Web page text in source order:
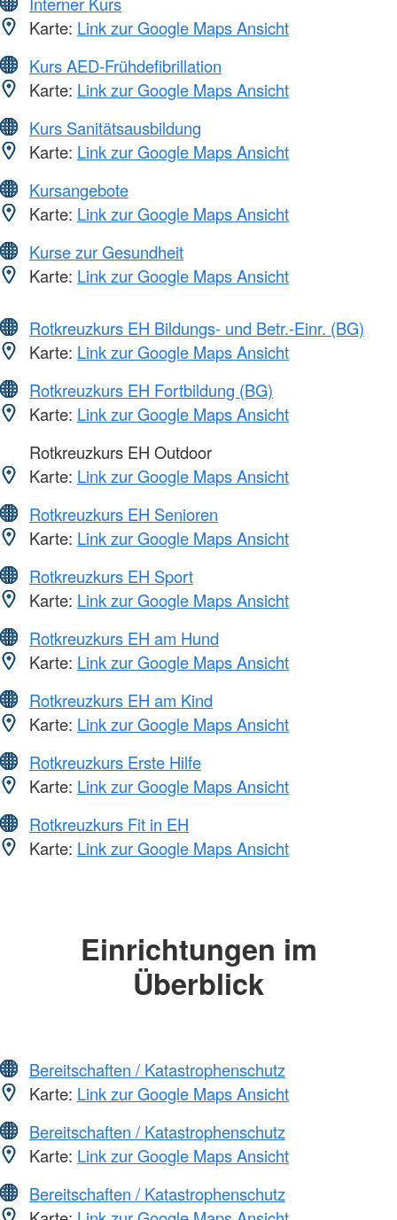
Karte: Link zur Google Maps Ansicht
Kurs AED-Frühdefibrillation
Karte: Link zur Google Maps Ansicht
Kurs Sanitätsausbildung
Karte: Link zur Google Maps Ansicht
Kursangebote
Karte: Link zur Google Maps Ansicht
Kurse zur Gesundheit
Karte: Link zur Google Maps Ansicht
Rotkreuzkurs EH Bildungs- und Betr.-Einr. (BG)
Karte: Link zur Google Maps Ansicht
Rotkreuzkurs EH Fortbildung (BG)
Karte: Link zur Google Maps Ansicht
Rotkreuzkurs EH Outdoor
Karte: Link zur Google Maps Ansicht
Rotkreuzkurs EH Senioren
Karte: Link zur Google Maps Ansicht
Rotkreuzkurs EH Sport
Karte: Link zur Google Maps Ansicht
Rotkreuzkurs EH am Hund
Karte: Link zur Google Maps Ansicht
Rotkreuzkurs EH am Kind
Karte: Link zur Google Maps Ansicht
Rotkreuzkurs Erste Hilfe
Karte: Link zur Google Maps Ansicht
Rotkreuzkurs Fit in EH
Karte: Link zur Google Maps Ansicht
Einrichtungen im
Überblick
Bereitschaften / Katastrophenschutz
Karte: Link zur Google Maps Ansicht
Bereitschaften / Katastrophenschutz
Karte: Link zur Google Maps Ansicht
Bereitschaften / Katastrophenschutz